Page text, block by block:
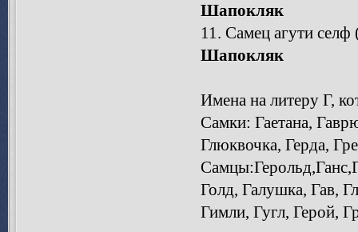
Шапокляк
11. Самец агути селф
Шапокляк
Имена на литеру Г,
Самки: Гаетана,
Глюквочка, Герда,
Голд, Галушка, Гав,
Гимли, Гугл, Герой,